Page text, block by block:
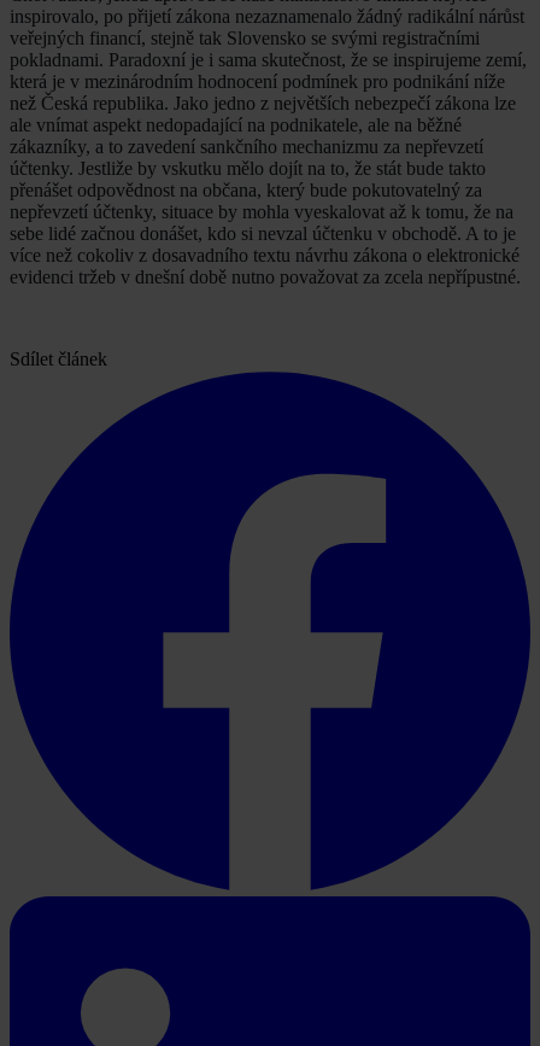
inspirovalo, po přijetí zákona nezaznamenalo žádný radikální nárůst
veřejných financí, stejně tak Slovensko se svými registračními
pokladnami. Paradoxní je i sama skutečnost, že se inspirujeme zemí,
která je v mezinárodním hodnocení podmínek pro podnikání níže
než Česká republika. Jako jedno z největších nebezpečí zákona lze
ale vnímat aspekt nedopadající na podnikatele, ale na běžné
zákazníky, a to zavedení sankčního mechanizmu za nepřevzetí
účtenky. Jestliže by vskutku mělo dojít na to, že stát bude takto
přenášet odpovědnost na občana, který bude pokutovatelný za
nepřevzetí účtenky, situace by mohla vyeskalovat až k tomu, že na
sebe lidé začnou donášet, kdo si nevzal účtenku v obchodě. A to je
více než cokoliv z dosavadního textu návrhu zákona o elektronické
evidenci tržeb v dnešní době nutno považovat za zcela nepřípustné.
Sdílet článek